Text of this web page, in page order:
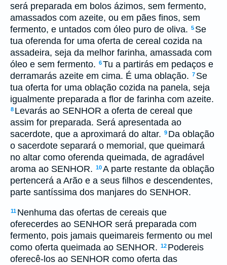
será preparada em bolos ázimos, sem fermento,
amassados com azeite, ou em pães finos, sem
fermento, e untados com óleo puro de oliva. 5 Se
tua oferenda for uma oferta de cereal cozida na
assadeira, seja da melhor farinha, amassada com
óleo e sem fermento. 6Tu a partirás em pedaços e
derramarás azeite em cima. É uma oblação. 7 Se
tua oferta for uma oblação cozida na panela, seja
igualmente preparada a flor de farinha com azeite.
8 Levarás ao SENHOR a oferta de cereal que
assim for preparada. Será apresentada ao
sacerdote, que a aproximará do altar. 9 Da oblação
o sacerdote separará o memorial, que queimará
no altar como oferenda queimada, de agradável
aroma ao SENHOR. 10A parte restante da oblação
pertencerá a Arão e a seus filhos e descendentes,
parte santíssima dos manjares do SENHOR.
11 Nenhuma das ofertas de cereais que
oferecerdes ao SENHOR será preparada com
fermento, pois jamais queimareis fermento ou mel
como oferta queimada ao SENHOR. 12 Podereis
oferecê-los ao SENHOR como oferta das